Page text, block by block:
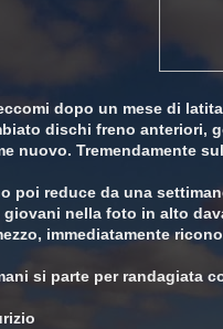
dopo un mese di
dischi freno anteriori,
nuovo. Tremendamente
poi reduce da una
giovani nella foto in alto
immediatamente
si parte per randagiata